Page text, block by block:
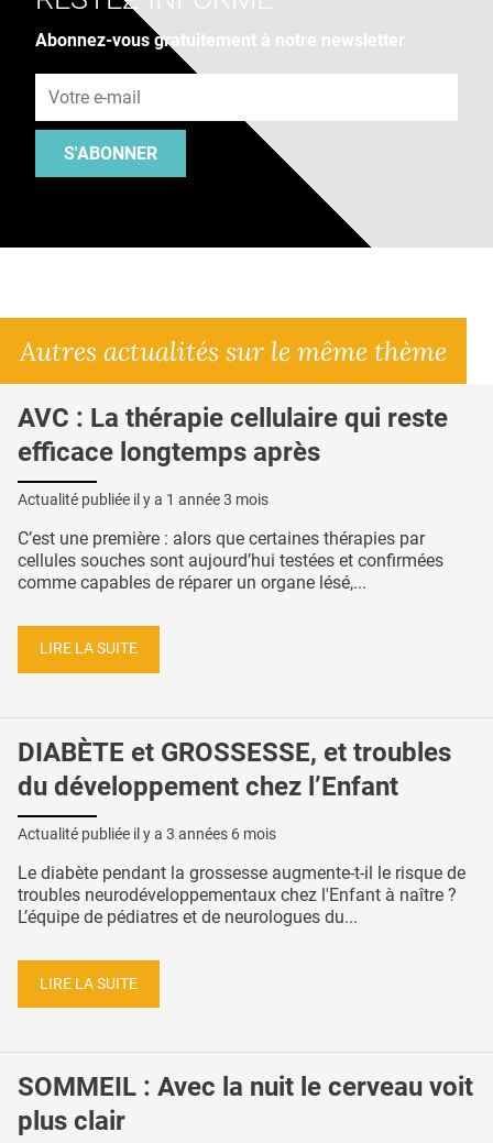
Abonnez-vous gratuitement à notre newsletter
S'ABONNER
Autres actualités sur le même thème
AVC : La thérapie cellulaire qui reste
efficace longtemps après
Actualité publiée il y a 1 année 3 mois
C’est une première : alors que certaines thérapies par
cellules souches sont aujourd’hui testées et confirmées
comme capables de réparer un organe lésé,...
LIRE LA SUITE
DIABÈTE et GROSSESSE, et troubles
du développement chez l’Enfant
Actualité publiée il y a 3 années 6 mois
Le diabète pendant la grossesse augmente-t-il le risque de
troubles neurodéveloppementaux chez l'Enfant à naître ?
L’équipe de pédiatres et de neurologues du...
LIRE LA SUITE
SOMMEIL : Avec la nuit le cerveau voit
plus clair